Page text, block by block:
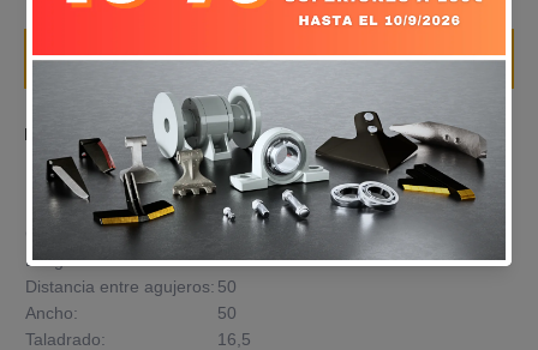
Añadir al Carrito
DESCRIPCIÓN
Referencia:
LS02-CUR-0721
Peso:
0,800 kg
12
Longitud:
205
Distancia entre agujeros: 50
Ancho:
50
Taladrado:
16,5